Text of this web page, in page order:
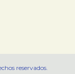
reservados.